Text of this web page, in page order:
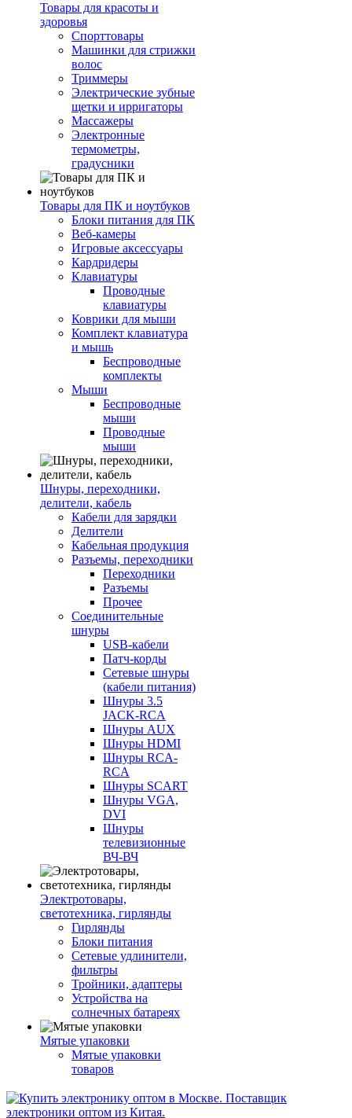
Товары для красоты и
здоровья
Спорттовары
Машинки для стрижки
волос
Триммеры
Электрические зубные
щетки и ирригаторы
Массажеры
Электронные
термометры,
градусники
Товары для ПК и ноутбуков
Блоки питания для ПК
Веб-камеры
Игровые аксессуары
Кардридеры
Клавиатуры
Проводные
клавиатуры
Коврики для мыши
Комплект клавиатура
и мышь
Беспроводные
комплекты
Мыши
Беспроводные
мыши
Проводные
мыши
Шнуры, переходники,
делители, кабель
Кабели для зарядки
Делители
Кабельная продукция
Разъемы, переходники
Переходники
Разъемы
Прочее
Соединительные
шнуры
USB-кабели
Патч-корды
Сетевые шнуры
(кабели питания)
Шнуры 3.5
JACK-RCA
Шнуры AUX
Шнуры HDMI
Шнуры RCA-
RCA
Шнуры SCART
Шнуры VGA,
DVI
Шнуры
телевизионные
ВЧ-ВЧ
Электротовары,
светотехника, гирлянды
Гирлянды
Блоки питания
Сетевые удлинители,
фильтры
Тройники, адаптеры
Устройства на
солнечных батареях
Мятые упаковки
Мятые упаковки
товаров